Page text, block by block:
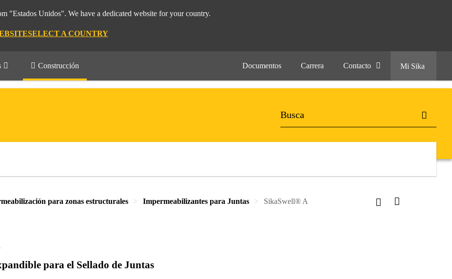
"Estados Unidos". We have a dedicated website for your country.
SELECT A COUNTRY
Construcción Documentos Carrera Contacto Mi Sika
para zonas estructurales Impermeabilizantes para Juntas SikaSwell® A
para el Sellado de Juntas